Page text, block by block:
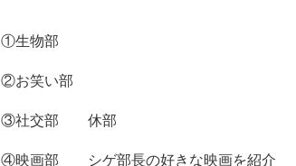
①生物部
②お笑い部
③社交部 休部
④映画部 シゲ部長の好きな映画を紹介